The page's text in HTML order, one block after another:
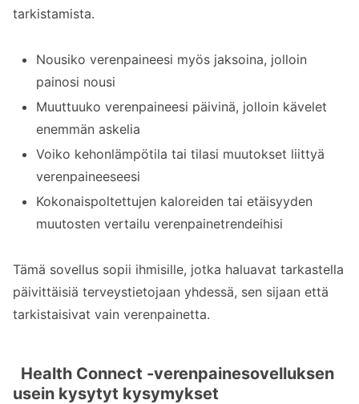
tarkistamista.
Nousiko verenpaineesi myös jaksoina, jolloin
painosi nousi
Muuttuuko verenpaineesi päivinä, jolloin kävelet
enemmän askelia
Voiko kehonlämpötila tai tilasi muutokset liittyä
verenpaineeseesi
Kokonaispoltettujen kaloreiden tai etäisyyden
muutosten vertailu verenpainetrendeihisi
Tämä sovellus sopii ihmisille, jotka haluavat tarkastella
päivittäisiä terveystietojaan yhdessä, sen sijaan että
tarkistaisivat vain verenpainetta.
Health Connect -verenpainesovelluksen
usein kysytyt kysymykset